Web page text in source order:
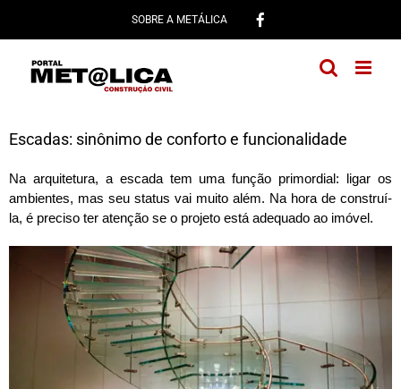
conteúdo
SOBRE A METÁLICA
Escadas: sinônimo de conforto e funcionalidade
Na arquitetura, a escada tem uma função primordial: ligar os
ambientes, mas seu status vai muito além. Na hora de construí-
la, é preciso ter atenção se o projeto está adequado ao imóvel.